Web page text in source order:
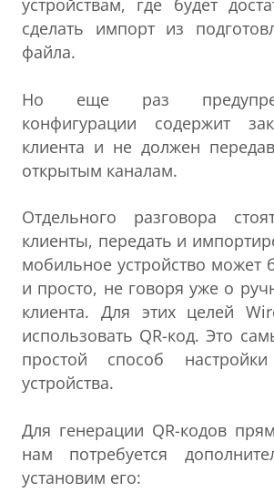
устройствам, где будет
сделать импорт из
файла.
Но еще раз
конфигурации содержит
клиента и не должен
открытым каналам.
Отдельного разговора
клиенты, передать и
мобильное устройство может
и просто, не говоря уже о
клиента. Для этих целей
использовать QR-код. Это
простой способ
устройства.
Для генерации QR-кодов
нам потребуется
установим его: